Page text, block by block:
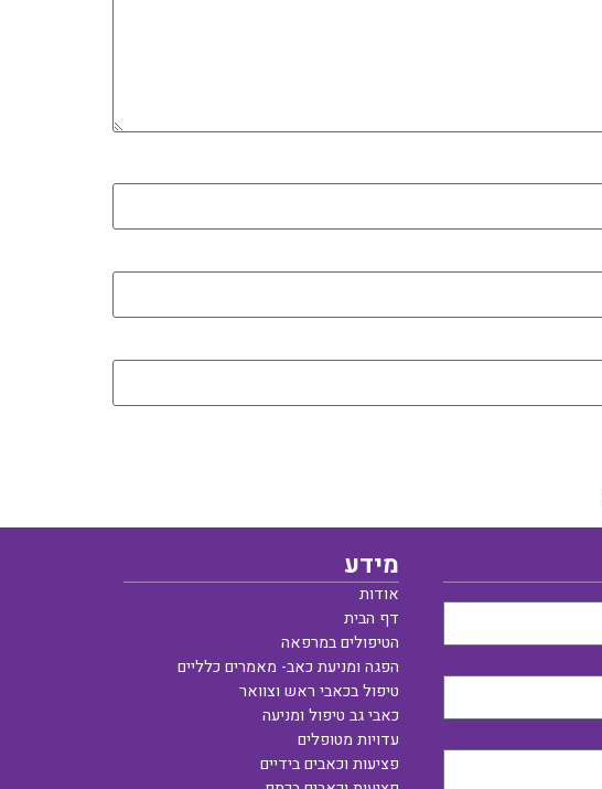
מידע
אודות
דף הבית
הטיפולים במרפאה
הפגה ומניעת כאב- מאמרים כלליים
טיפול בכאבי ראש וצוואר
כאבי גב טיפול ומניעה
עדויות מטופלים
פציעות וכאבים בידיים